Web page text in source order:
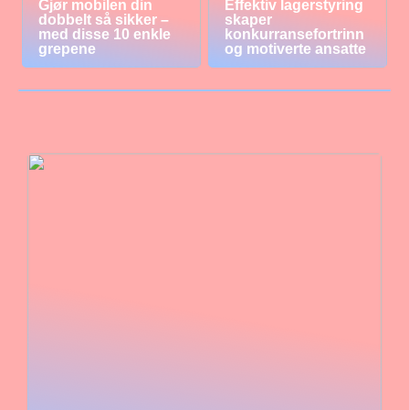
Gjør mobilen din
dobbelt så sikker –
med disse 10 enkle
grepene
Effektiv lagerstyring
skaper
konkurransefortrinn
og motiverte ansatte